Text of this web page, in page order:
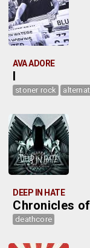
AVA ADORE
I
stoner rock
DEEP IN HATE
Chronicles
deathcore